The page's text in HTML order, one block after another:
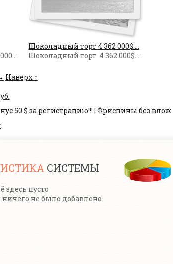
Шоколадный торт 4 362 000$....
Шоколадный торт 4 362 000$....
Наверх ↑
50 $ за регистрацию!!! | Фриспины без влож.
СИСТЕМЫ
здесь пусто
ничего не было добавлено